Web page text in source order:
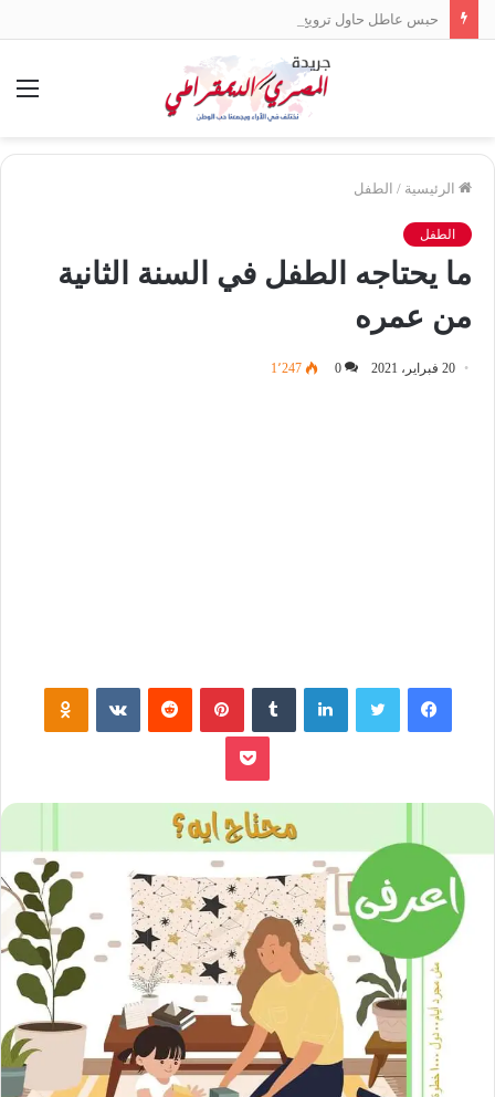
حبس عاطل حاول ترويج 8 كيلو «حشيش» في الإسكندرية
الرئيسية / الطفل
الطفل
ما يحتاجه الطفل في السنة الثانية
من عمره
20 فبراير، 2021 0 1٬247
فيسبوك تويتر لينكدإن بينتيريست
بوكيت